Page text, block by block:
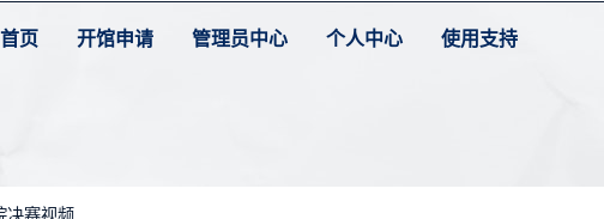
首页 开馆申请 管理员中心 个人中心 使用支持
决赛视频